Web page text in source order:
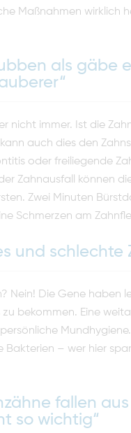
Maßnahmen wirklich
als gäbe
nicht immer. Ist die
auch dies den
oder freiliegende
Zahnausfall können
Zwei Minuten
Schmerzen am
und schlechte
Nein! Die Gene haben
bekommen. Eine
Bakterien – wer hier
fallen
so wichtig“